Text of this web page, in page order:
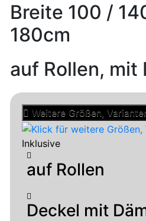
Breite 100 /
180cm
auf Rollen, mit
Weitere Größen,
Inklusive
auf Rollen
Deckel mit